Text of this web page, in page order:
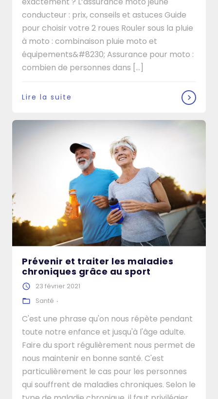
conducteur : prix, conseils et astuces Guide
pour choisir votre 2 roues Rouler sous la pluie
à moto : combinaison pluie moto et
équipements&#8230; Assurance pour moto :
combien de personnes dans […]
Lire la suite
Prévenir et traiter les maladies
chroniques grâce au sport
23 février 2021
Santé
C'est une phrase qu'on nous répète pendant
toute notre enfance et jusqu'à l'âge adulte.
Faire du sport régulièrement nous permet de
nous maintenir en bonne santé. C'est
particulièrement le cas pour les personnes
qui souffrent de maladies chroniques. Selon le